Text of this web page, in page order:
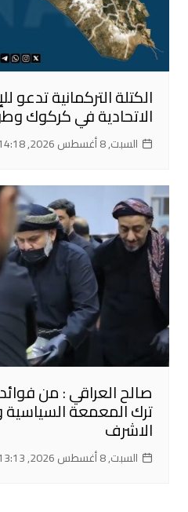
الكتلة التركمانية تدعو
الاتحادية في كركوك
السبت, 8 أغسطس 2026, 14:18
صالح العراقي : من
ترك المعمعة السياسية
الاشرف
السبت, 8 أغسطس 2026, 13:13